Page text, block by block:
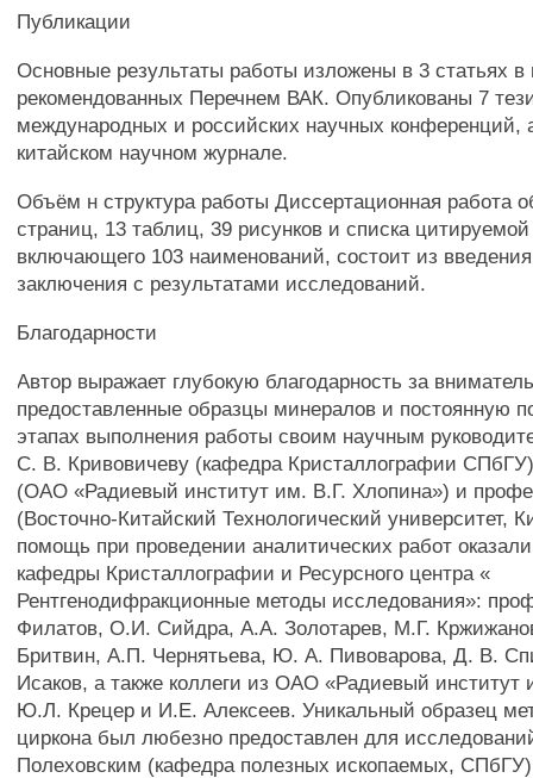
Публикации
Основные результаты работы изложены в 3 статьях в
рекомендованных Перечнем ВАК. Опубликованы 7
международных и российских научных конференций,
китайском научном журнале.
Объём н структура работы Диссертационная работа
страниц, 13 таблиц, 39 рисунков и списка
включающего 103 наименований, состоит из
заключения с результатами исследований.
Благодарности
Автор выражает глубокую благодарность за
предоставленные образцы минералов и постоянную
этапах выполнения работы своим научным
С. В. Кривовичеву (кафедра Кристаллографии
(ОАО «Радиевый институт им. В.Г. Хлопина») и
(Восточно-Китайский Технологический университет,
помощь при проведении аналитических работ
кафедры Кристаллографии и Ресурсного центра «
Рентгенодифракционные методы исследования»:
Филатов, О.И. Сийдра, A.A. Золотарев, М.Г.
Бритвин, А.П. Чернятьева, Ю. А. Пивоварова, Д. В.
Исаков, а также коллеги из ОАО «Радиевый
Ю.Л. Крецер и И.Е. Алексеев. Уникальный образец
циркона был любезно предоставлен для
Полеховским (кафедра полезных ископаемых,